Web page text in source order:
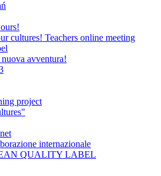
cultures! Teachers online meeting
avventura!
project
internazionale
QUALITY LABEL